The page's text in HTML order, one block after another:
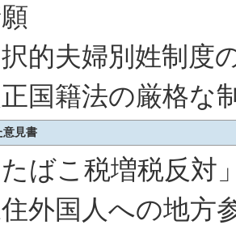
的夫婦別姓制度
国籍法の厳格な
意見書
たばこ税増税反対
外国人への地方